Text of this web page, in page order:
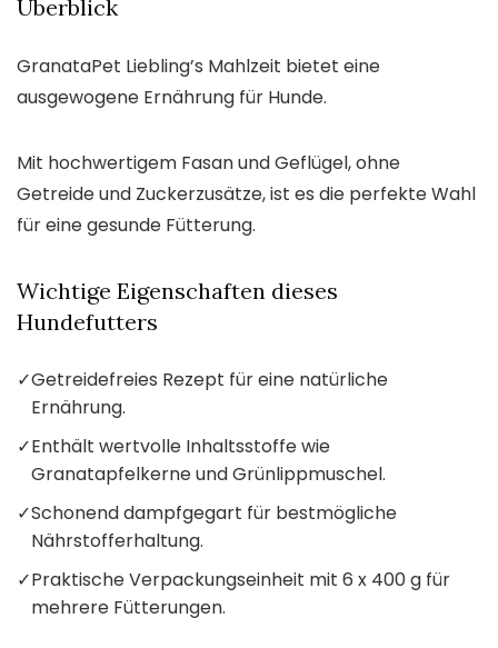
Überblick
GranataPet Liebling’s Mahlzeit bietet eine
ausgewogene Ernährung für Hunde.
Mit hochwertigem Fasan und Geflügel, ohne
Getreide und Zuckerzusätze, ist es die perfekte Wahl
für eine gesunde Fütterung.
Wichtige Eigenschaften dieses
Hundefutters
✓Getreidefreies Rezept für eine natürliche
Ernährung.
✓Enthält wertvolle Inhaltsstoffe wie
Granatapfelkerne und Grünlippmuschel.
✓Schonend dampfgegart für bestmögliche
Nährstofferhaltung.
✓Praktische Verpackungseinheit mit 6 x 400 g für
mehrere Fütterungen.